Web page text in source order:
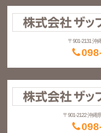
〒901-2131 沖
〒901-2122 沖縄